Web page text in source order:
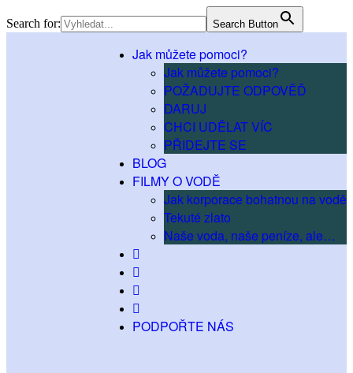
Search for: Search Button
Jak můžete pomoci?
Jak můžete pomoci?
POŽADUJTE ODPOVĚĎ
DARUJ
CHCI UDĚLAT VÍC
PŘIDEJTE SE
BLOG
FILMY O VODĚ
Jak korporace bohatnou na vodě
Tekuté zlato
Naše voda, naše peníze, ale…
PODPOŘTE NÁS